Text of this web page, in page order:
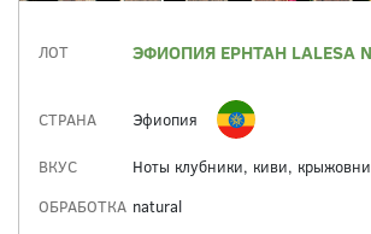
ЛОТ ЭФИОПИЯ EPHTAH LALESA
СТРАНА Эфиопия
ВКУС
Ноты клубники, киви,
ОБРАБОТКА natural